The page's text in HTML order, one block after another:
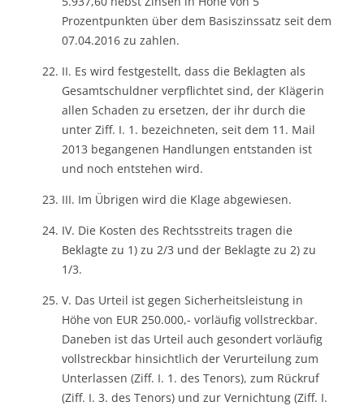
Prozentpunkten über dem Basiszinssatz seit dem
07.04.2016 zu zahlen.
II. Es wird festgestellt, dass die Beklagten als
Gesamtschuldner verpflichtet sind, der Klägerin
allen Schaden zu ersetzen, der ihr durch die
unter Ziff. I. 1. bezeichneten, seit dem 11. Mail
2013 begangenen Handlungen entstanden ist
und noch entstehen wird.
III. Im Übrigen wird die Klage abgewiesen.
IV. Die Kosten des Rechtsstreits tragen die
Beklagte zu 1) zu 2/3 und der Beklagte zu 2) zu
1/3.
V. Das Urteil ist gegen Sicherheitsleistung in
Höhe von EUR 250.000,- vorläufig vollstreckbar.
Daneben ist das Urteil auch gesondert vorläufig
vollstreckbar hinsichtlich der Verurteilung zum
Unterlassen (Ziff. I. 1. des Tenors), zum Rückruf
(Ziff. I. 3. des Tenors) und zur Vernichtung (Ziff. I.